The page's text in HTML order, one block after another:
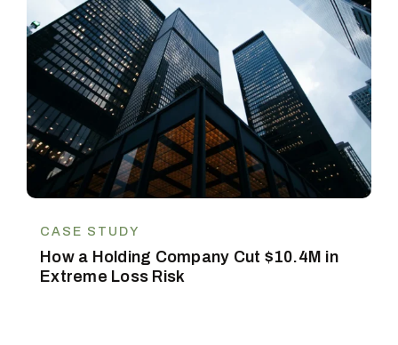
CASE STUDY
How a Holding Company Cut $10.4M in
Extreme Loss Risk